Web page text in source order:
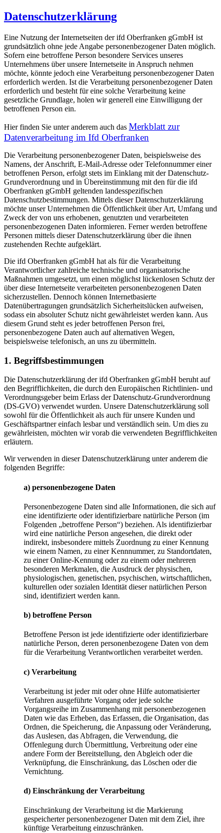
Datenschutzerklärung
Eine Nutzung der Internetseiten der ifd Oberfranken gGmbH ist
grundsätzlich ohne jede Angabe personenbezogener Daten möglich.
Sofern eine betroffene Person besondere Services unseres
Unternehmens über unsere Internetseite in Anspruch nehmen
möchte, könnte jedoch eine Verarbeitung personenbezogener Daten
erforderlich werden. Ist die Verarbeitung personenbezogener Daten
erforderlich und besteht für eine solche Verarbeitung keine
gesetzliche Grundlage, holen wir generell eine Einwilligung der
betroffenen Person ein.
Hier finden Sie unter anderem auch das Merkblatt zur
Datenverarbeitung im Ifd Oberfranken
Die Verarbeitung personenbezogener Daten, beispielsweise des
Namens, der Anschrift, E-Mail-Adresse oder Telefonnummer einer
betroffenen Person, erfolgt stets im Einklang mit der Datenschutz-
Grundverordnung und in Übereinstimmung mit den für die ifd
Oberfranken gGmbH geltenden landesspezifischen
Datenschutzbestimmungen. Mittels dieser Datenschutzerklärung
möchte unser Unternehmen die Öffentlichkeit über Art, Umfang und
Zweck der von uns erhobenen, genutzten und verarbeiteten
personenbezogenen Daten informieren. Ferner werden betroffene
Personen mittels dieser Datenschutzerklärung über die ihnen
zustehenden Rechte aufgeklärt.
Die ifd Oberfranken gGmbH hat als für die Verarbeitung
Verantwortlicher zahlreiche technische und organisatorische
Maßnahmen umgesetzt, um einen möglichst lückenlosen Schutz der
über diese Internetseite verarbeiteten personenbezogenen Daten
sicherzustellen. Dennoch können Internetbasierte
Datenübertragungen grundsätzlich Sicherheitslücken aufweisen,
sodass ein absoluter Schutz nicht gewährleistet werden kann. Aus
diesem Grund steht es jeder betroffenen Person frei,
personenbezogene Daten auch auf alternativen Wegen,
beispielsweise telefonisch, an uns zu übermitteln.
1. Begriffsbestimmungen
Die Datenschutzerklärung der ifd Oberfranken gGmbH beruht auf
den Begrifflichkeiten, die durch den Europäischen Richtlinien- und
Verordnungsgeber beim Erlass der Datenschutz-Grundverordnung
(DS-GVO) verwendet wurden. Unsere Datenschutzerklärung soll
sowohl für die Öffentlichkeit als auch für unsere Kunden und
Geschäftspartner einfach lesbar und verständlich sein. Um dies zu
gewährleisten, möchten wir vorab die verwendeten Begrifflichkeiten
erläutern.
Wir verwenden in dieser Datenschutzerklärung unter anderem die
folgenden Begriffe:
a) personenbezogene Daten
Personenbezogene Daten sind alle Informationen, die sich auf
eine identifizierte oder identifizierbare natürliche Person (im
Folgenden „betroffene Person“) beziehen. Als identifizierbar
wird eine natürliche Person angesehen, die direkt oder
indirekt, insbesondere mittels Zuordnung zu einer Kennung
wie einem Namen, zu einer Kennnummer, zu Standortdaten,
zu einer Online-Kennung oder zu einem oder mehreren
besonderen Merkmalen, die Ausdruck der physischen,
physiologischen, genetischen, psychischen, wirtschaftlichen,
kulturellen oder sozialen Identität dieser natürlichen Person
sind, identifiziert werden kann.
b) betroffene Person
Betroffene Person ist jede identifizierte oder identifizierbare
natürliche Person, deren personenbezogene Daten von dem
für die Verarbeitung Verantwortlichen verarbeitet werden.
c) Verarbeitung
Verarbeitung ist jeder mit oder ohne Hilfe automatisierter
Verfahren ausgeführte Vorgang oder jede solche
Vorgangsreihe im Zusammenhang mit personenbezogenen
Daten wie das Erheben, das Erfassen, die Organisation, das
Ordnen, die Speicherung, die Anpassung oder Veränderung,
das Auslesen, das Abfragen, die Verwendung, die
Offenlegung durch Übermittlung, Verbreitung oder eine
andere Form der Bereitstellung, den Abgleich oder die
Verknüpfung, die Einschränkung, das Löschen oder die
Vernichtung.
d) Einschränkung der Verarbeitung
Einschränkung der Verarbeitung ist die Markierung
gespeicherter personenbezogener Daten mit dem Ziel, ihre
künftige Verarbeitung einzuschränken.